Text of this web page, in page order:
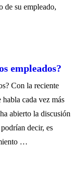
de su empleado,
empleados?
Con la reciente
habla cada vez más
abierto la discusión
decir, es
…